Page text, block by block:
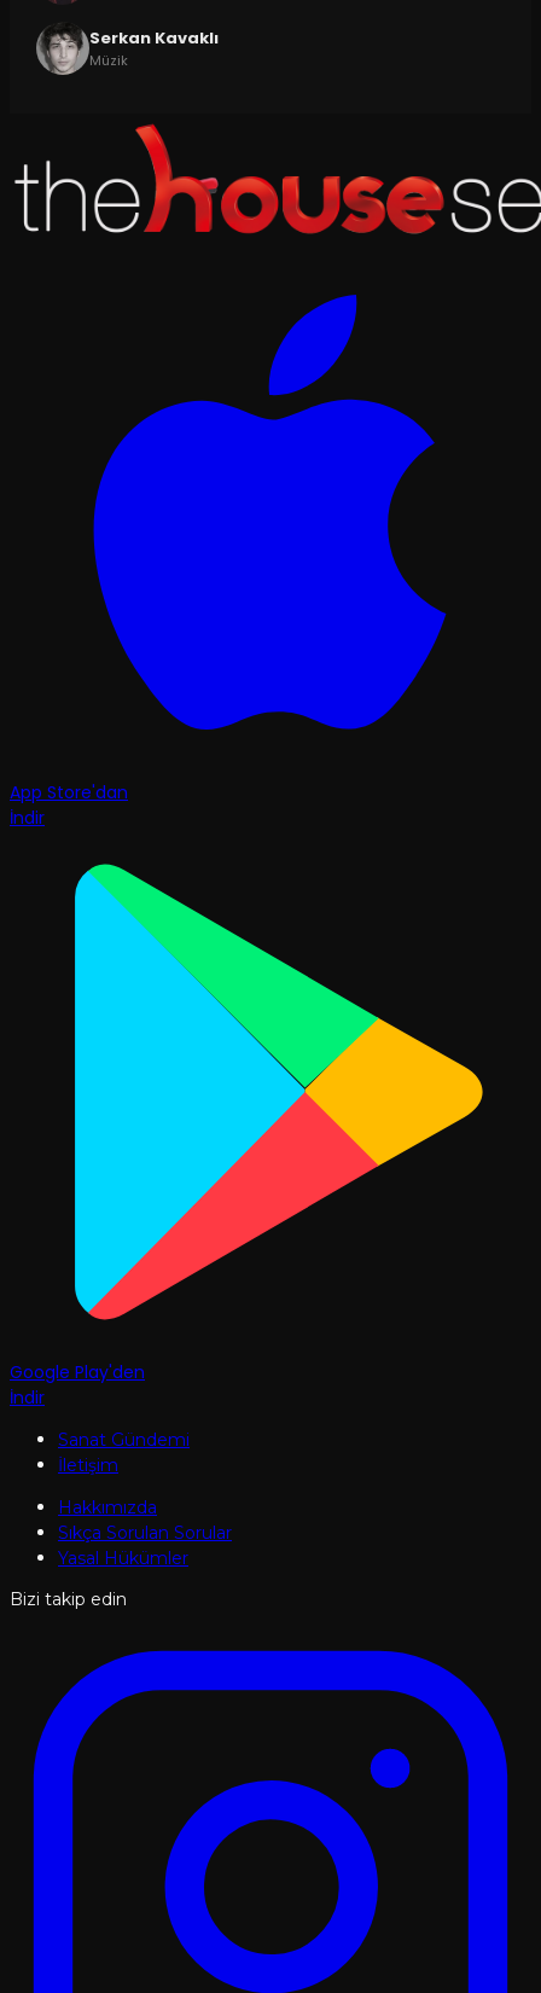
Serkan Kavaklı
Müzik
App Store'dan
İndir
Google Play'den
İndir
Sanat Gündemi
İletişim
Hakkımızda
Sıkça Sorulan Sorular
Yasal Hükümler
Bizi takip edin